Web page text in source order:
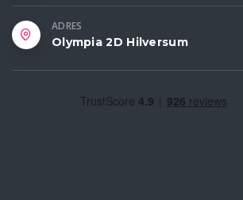
ADRES
Olympia 2D Hilversum